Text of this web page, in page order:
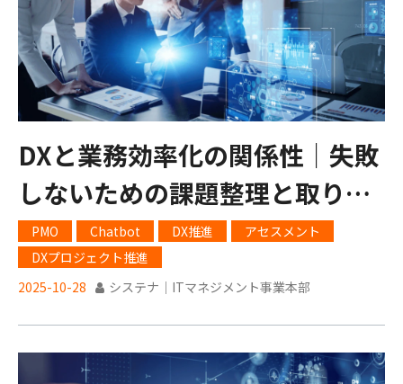
DXと業務効率化の関係性｜失敗
しないための課題整理と取り組
みのステップ
PMO Chatbot DX推進
アセスメント
DXプロジェクト推進
2025-10-28
システナ｜ITマネジメント事業本部